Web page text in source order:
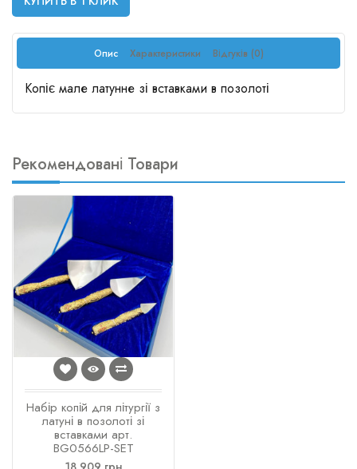
Опис Характеристики Відгуків (0)
Копіє мале латунне зі вставками в позолоті
Рекомендовані Товари
Набір копій для літургії з
латуні в позолоті зі
вставками арт.
BG0566LP-SET